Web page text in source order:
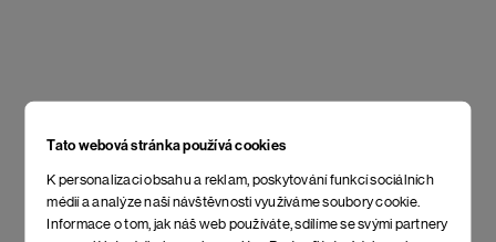
Tato webová stránka používá cookies
K personalizaci obsahu a reklam, poskytování funkcí sociálních
médií a analýze naší návštěvnosti využíváme soubory cookie.
Informace o tom, jak náš web používáte, sdílíme se svými partnery